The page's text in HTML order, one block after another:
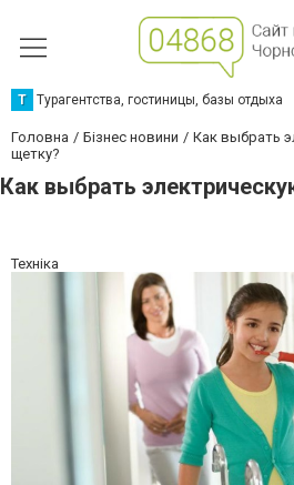
Т Турагентства, гостиницы, базы отдыха
Головна Бізнес новини
Как выбрать
щетку?
Как выбрать
Техніка